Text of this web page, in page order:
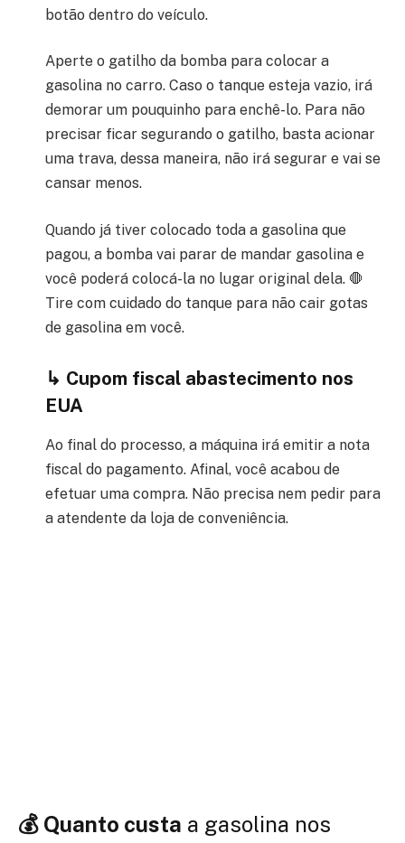
botão dentro do veículo.
Aperte o gatilho da bomba para colocar a
gasolina no carro. Caso o tanque esteja vazio, irá
demorar um pouquinho para enchê-lo. Para não
precisar ficar segurando o gatilho, basta acionar
uma trava, dessa maneira, não irá segurar e vai se
cansar menos.
Quando já tiver colocado toda a gasolina que
pagou, a bomba vai parar de mandar gasolina e
você poderá colocá-la no lugar original dela. 🛑
Tire com cuidado do tanque para não cair gotas
de gasolina em você.
↳ Cupom fiscal abastecimento nos
EUA
Ao final do processo, a máquina irá emitir a nota
fiscal do pagamento. Afinal, você acabou de
efetuar uma compra. Não precisa nem pedir para
a atendente da loja de conveniência.
💰 Quanto custa a gasolina nos